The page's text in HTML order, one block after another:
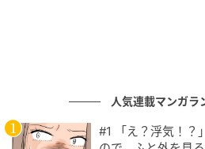
そんな奈良さんがセレクトし
人気連載マンガラ
#1 「え？浮気！？